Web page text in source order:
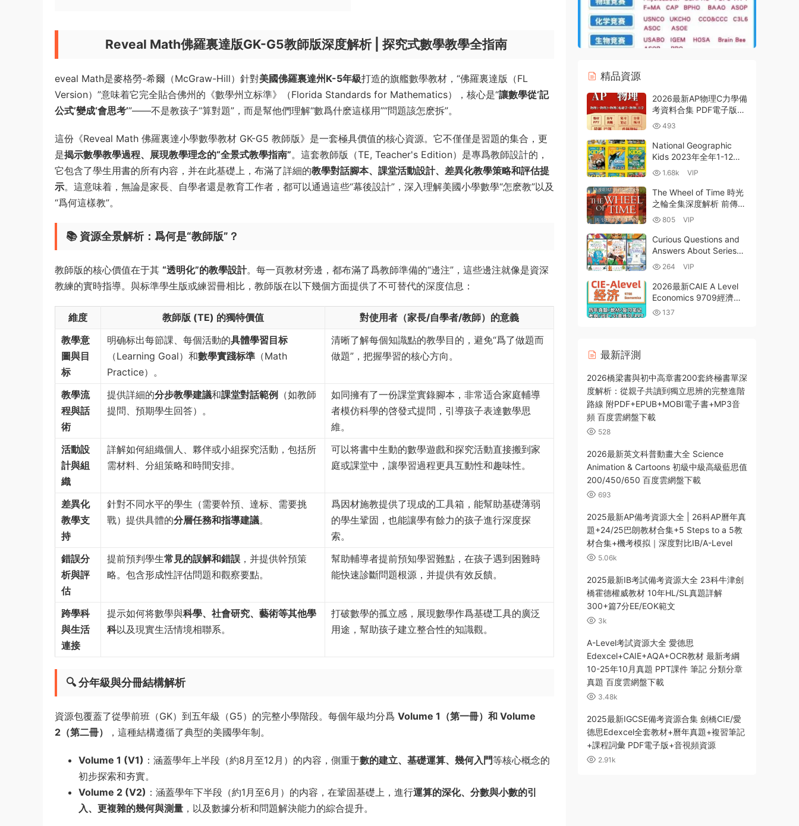
Reveal Math佛羅裏達版GK-G5教師版深度解析 | 探究式數學教學全指南
eveal Math是麥格勞-希爾（McGraw-Hill）針對美國佛羅裏達州K-5年級打造的旗艦數學教材，“佛羅裏達版（FL
Version）”意味着它完全貼合佛州的《數學州立标準》（Florida Standards for Mathematics），核心是“讓數學從‘記
公式’變成‘會思考’”——不是教孩子“算對題”，而是幫他們理解“數爲什麽這樣用”“問題該怎麽拆”。
這份《Reveal Math 佛羅裏達小學數學教材 GK-G5 教師版》是一套極具價值的核心資源。它不僅僅是習題的集合，更
是揭示數學教學過程、展現教學理念的“全景式教學指南”。這套教師版（TE, Teacher's Edition）是專爲教師設計的，
它包含了學生用書的所有内容，并在此基礎上，布滿了詳細的教學對話腳本、課堂活動設計、差異化教學策略和評估提
示。這意味着，無論是家長、自學者還是教育工作者，都可以通過這些“幕後設計”，深入理解美國小學數學“怎麽教”以及
“爲何這樣教”。
📚 資源全景解析：爲何是“教師版”？
教師版的核心價值在于其 “透明化”的教學設計。每一頁教材旁邊，都布滿了爲教師準備的“邊注”，這些邊注就像是資深
教練的實時指導。與标準學生版或練習冊相比，教師版在以下幾個方面提供了不可替代的深度信息：
維度 教師版 (TE) 的獨特價值
對使用者（家長/自學者/教師）的意義
教學意
圖與目
标
明确标出每節課、每個活動的具體學習目标
（Learning Goal）和數學實踐标準 （Math
Practice）。
清晰了解每個知識點的教學目的，避免“爲了做題而
做題”，把握學習的核心方向。
教學流
程與話
術
提供詳細的分步教學建議和課堂對話範例
（如教師
提問、預期學生回答）。
如同擁有了一份課堂實錄腳本，非常适合家庭輔導
者模仿科學的啓發式提問，引導孩子表達數學思
維。
活動設
計與組
織
詳解如何組織個人、夥伴或小組探究活動，包括所
需材料、分組策略和時間安排。
可以将書中生動的數學遊戲和探究活動直接搬到家
庭或課堂中，讓學習過程更具互動性和趣味性。
差異化
教學支
持
針對不同水平的學生（需要幹預、達标、需要挑
戰）提供具體的分層任務和指導建議。
爲因材施教提供了現成的工具箱，能幫助基礎薄弱
的學生鞏固，也能讓學有餘力的孩子進行深度探
索。
錯誤分
析與評
估
提前預判學生常見的誤解和錯誤 ，并提供幹預策
略。包含形成性評估問題和觀察要點。
幫助輔導者提前預知學習難點，在孩子遇到困難時
能快速診斷問題根源，并提供有效反饋。
跨學科
與生活
連接
提示如何将數學與科學、社會研究、藝術等其他學
科以及現實生活情境相聯系。
打破數學的孤立感，展現數學作爲基礎工具的廣泛
用途，幫助孩子建立整合性的知識觀。
🔍 分年級與分冊結構解析
資源包覆蓋了從學前班（GK）到五年級（G5）的完整小學階段。每個年級均分爲 Volume 1（第一冊）和 Volume
2（第二冊）
，這種結構遵循了典型的美國學年制。
Volume 1 (V1) ：涵蓋學年上半段（約8月至12月）的内容，側重于數的建立、基礎運算、幾何入門等核心概念的
初步探索和夯實。
Volume 2 (V2) ：涵蓋學年下半段（約1月至6月）的内容，在鞏固基礎上，進行運算的深化、分數與小數的引
入、更複雜的幾何與測量 ，以及數據分析和問題解決能力的綜合提升。
精品資源
2026最新AP物理C力學備
考資料合集 PDF電子版考
綱/教材/真題/選擇題題
庫/PPT課件/筆記/巴郎普
林斯頓/分章練習/詞彙 百
度雲網盤下載
493
National Geographic
Kids 2023年全年1-12月
PDF電子版合集 美國國家
地理兒童少年版 百度雲網
盤下載
1.68k VIP
The Wheel of Time 時光
之輪全集深度解析 前傳
+正傳14部PDF電子書
MP3 Audiobooks電子版
有聲書網盤下載
805 VIP
Curious Questions and
Answers About Series
Miles Kelly《好奇的問
答》英文版系列全13冊深
度解析 PDF電子版 百度
雲網盤下載
264 VIP
2026最新CAIE A Level
Economics 9709經濟備
考資料合集 PDF電子版考
137
最新評測
2026橋梁書與初中高章書200套終極書單深
度解析：從親子共讀到獨立思辨的完整進階
路線 附PDF+EPUB+MOBI電子書+MP3音
頻 百度雲網盤下載
528
2026最新英文科普動畫大全 Science
Animation & Cartoons 初級中級高級藍思值
200/450/650 百度雲網盤下載
693
2025最新AP備考資源大全 | 26科AP曆年真
題+24/25巴朗教材合集+5 Steps to a 5教
材合集+機考模拟｜深度對比IB/A-Level
5.06k
2025最新IB考試備考資源大全 23科牛津劍
橋霍德權威教材 10年HL/SL真題詳解
300+篇7分EE/EOK範文
3k
A-Level考試資源大全 愛德思
Edexcel+CAIE+AQA+OCR教材 最新考綱
10-25年10月真題 PPT課件 筆記 分類分章
真題 百度雲網盤下載
3.48k
2025最新IGCSE備考資源合集 劍橋CIE/愛
德思Edexcel全套教材+曆年真題+複習筆記
+課程詞彙 PDF電子版+音視頻資源
2.91k